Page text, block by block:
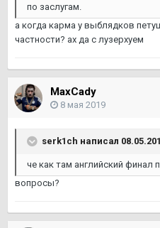
по заслугам.
а когда карма у выблядков
частности? ах да с лузерхуем
MaxCady
8 мая 2019
serk1ch написал
че как там английский финал
вопросы?